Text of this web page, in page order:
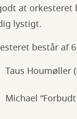
at orkesteret
lystigt.
består af
Taus Houmøller
Michael